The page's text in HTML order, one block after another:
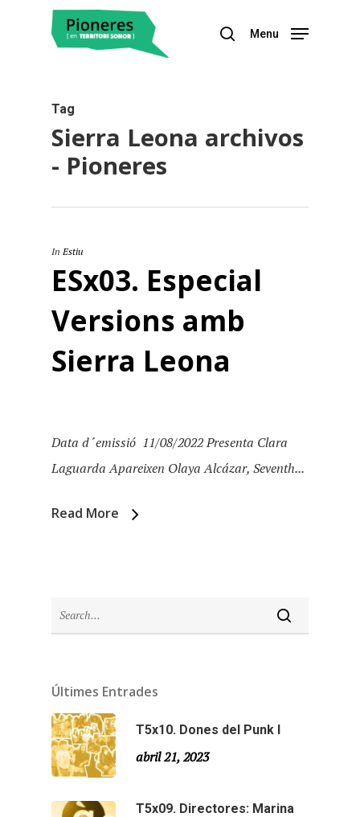
Menu
Tag
Sierra Leona archivos
- Pioneres
In Estiu
ESx03. Especial
Versions amb
Sierra Leona
Data d´emissió 11/08/2022 Presenta Clara
Laguarda Apareixen Olaya Alcázar, Seventh...
Read More
Últimes Entrades
T5x10. Dones del Punk I
abril 21, 2023
T5x09. Directores: Marina
Temporada 5
Temporada 4
Agraïments